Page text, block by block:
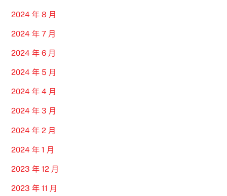
2024 年 8 月
2024 年 7 月
2024 年 6 月
2024 年 5 月
2024 年 4 月
2024 年 3 月
2024 年 2 月
2024 年 1 月
2023 年 12 月
2023 年 11 月